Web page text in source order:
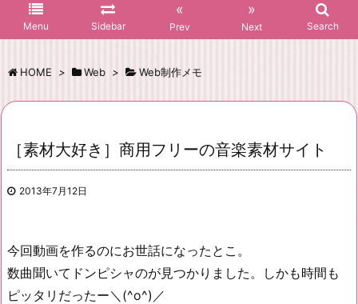
Menu Sidebar
«
Prev
»
Next Search
HOME > Web > Web制作メモ
［素材大好き］商用フリーの音楽素材サイト
2013年7月12日
今回動画を作るのにお世話になったとこ。
数曲聞いてドンピシャのが見つかりました。しかも時間も
ピッタリだったー＼(^o^)／